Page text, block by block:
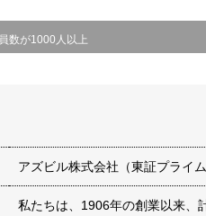
数が1000人以上
アズビル株式会社（東証プライム
私たちは、1906年の創業以来、